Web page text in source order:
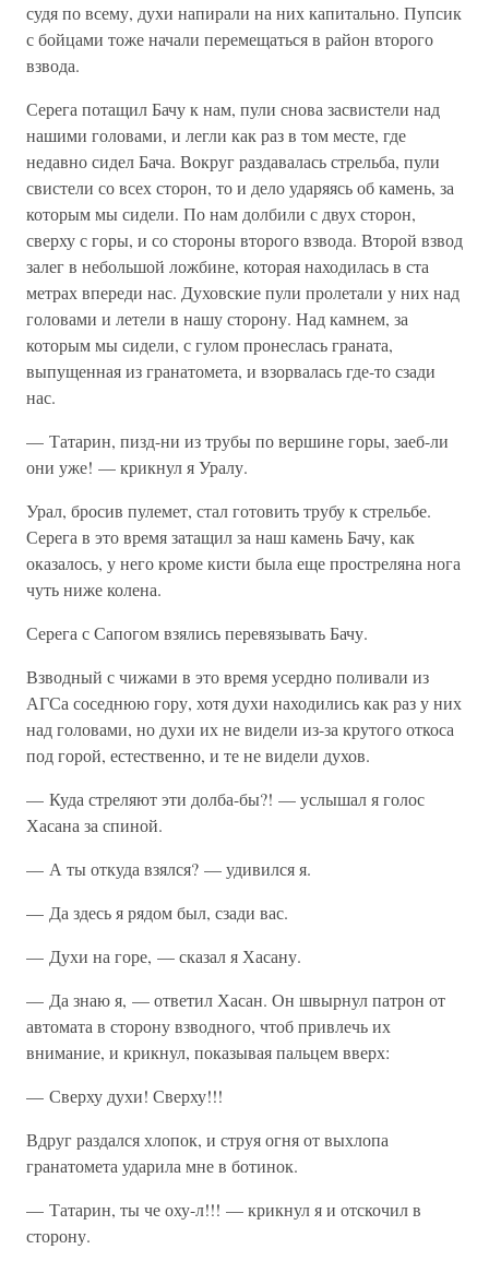
судя по всему, духи напирали на них капитально. Пупсик
с бойцами тоже начали перемещаться в район второго
взвода.
Серега потащил Бачу к нам, пули снова засвистели над
нашими головами, и легли как раз в том месте, где
недавно сидел Бача. Вокруг раздавалась стрельба, пули
свистели со всех сторон, то и дело ударяясь об камень, за
которым мы сидели. По нам долбили с двух сторон,
сверху с горы, и со стороны второго взвода. Второй взвод
залег в небольшой ложбине, которая находилась в ста
метрах впереди нас. Духовские пули пролетали у них над
головами и летели в нашу сторону. Над камнем, за
которым мы сидели, с гулом пронеслась граната,
выпущенная из гранатомета, и взорвалась где-то сзади
нас.
— Татарин, пизд-ни из трубы по вершине горы, заеб-ли
они уже! — крикнул я Уралу.
Урал, бросив пулемет, стал готовить трубу к стрельбе.
Серега в это время затащил за наш камень Бачу, как
оказалось, у него кроме кисти была еще простреляна нога
чуть ниже колена.
Серега с Сапогом взялись перевязывать Бачу.
Взводный с чижами в это время усердно поливали из
АГСа соседнюю гору, хотя духи находились как раз у них
над головами, но духи их не видели из-за крутого откоса
под горой, естественно, и те не видели духов.
— Куда стреляют эти долба-бы?! — услышал я голос
Хасана за спиной.
— А ты откуда взялся? — удивился я.
— Да здесь я рядом был, сзади вас.
— Духи на горе, — сказал я Хасану.
— Да знаю я, — ответил Хасан. Он швырнул патрон от
автомата в сторону взводного, чтоб привлечь их
внимание, и крикнул, показывая пальцем вверх:
— Сверху духи! Сверху!!!
Вдруг раздался хлопок, и струя огня от выхлопа
гранатомета ударила мне в ботинок.
— Татарин, ты че оху-л!!! — крикнул я и отскочил в
сторону.